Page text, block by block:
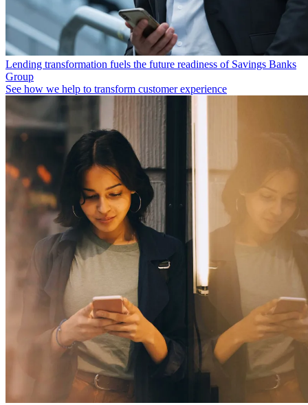
Lending transformation fuels the future readiness of Savings Banks
Group
See how we help to transform customer experience